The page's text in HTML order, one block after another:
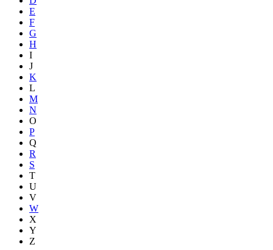
E
F
G
H
I
J
K
L
M
N
O
P
Q
R
S
T
U
V
W
X
Y
Z